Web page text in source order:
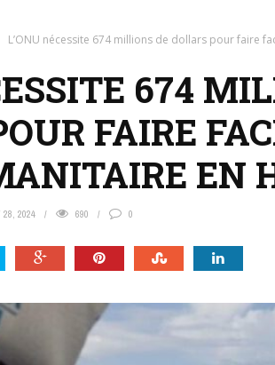
L’ONU nécessite 674 millions de dollars pour faire
674
FAIRE
EN
28, 2024 690 0